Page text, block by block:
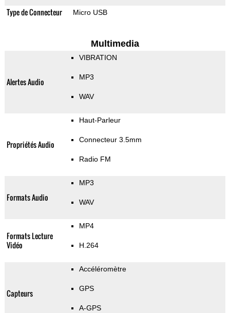
Type de Connecteur Micro USB
Multimedia
Alertes Audio
VIBRATION
MP3
WAV
Propriétés Audio
Haut-Parleur
Connecteur 3.5mm
Radio FM
Formats Audio
MP3
WAV
Formats Lecture
Vidéo
MP4
H.264
Capteurs
Accéléromètre
GPS
A-GPS